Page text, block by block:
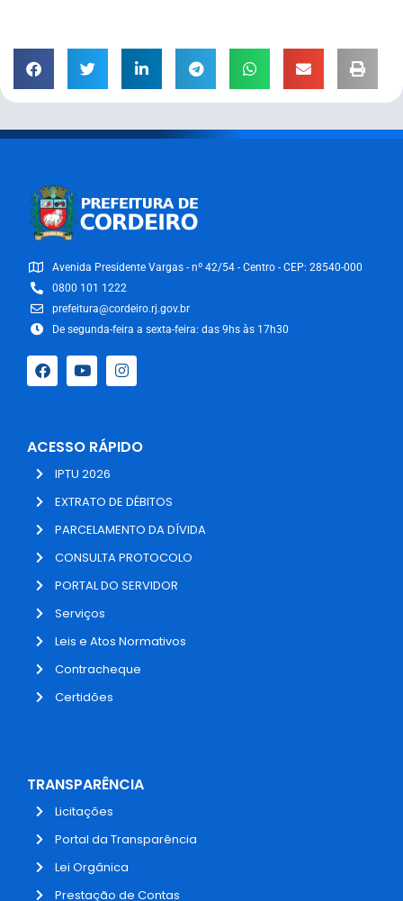
Avenida Presidente Vargas - nº 42/54 - Centro - CEP: 28540-000
0800 101 1222
prefeitura@cordeiro.rj.gov.br
De segunda-feira a sexta-feira: das 9hs às 17h30
ACESSO RÁPIDO
IPTU 2026
EXTRATO DE DÉBITOS
PARCELAMENTO DA DÍVIDA
CONSULTA PROTOCOLO
PORTAL DO SERVIDOR
Serviços
Leis e Atos Normativos
Contracheque
Certidões
TRANSPARÊNCIA
Licitações
Portal da Transparência
Lei Orgânica
Prestação de Contas